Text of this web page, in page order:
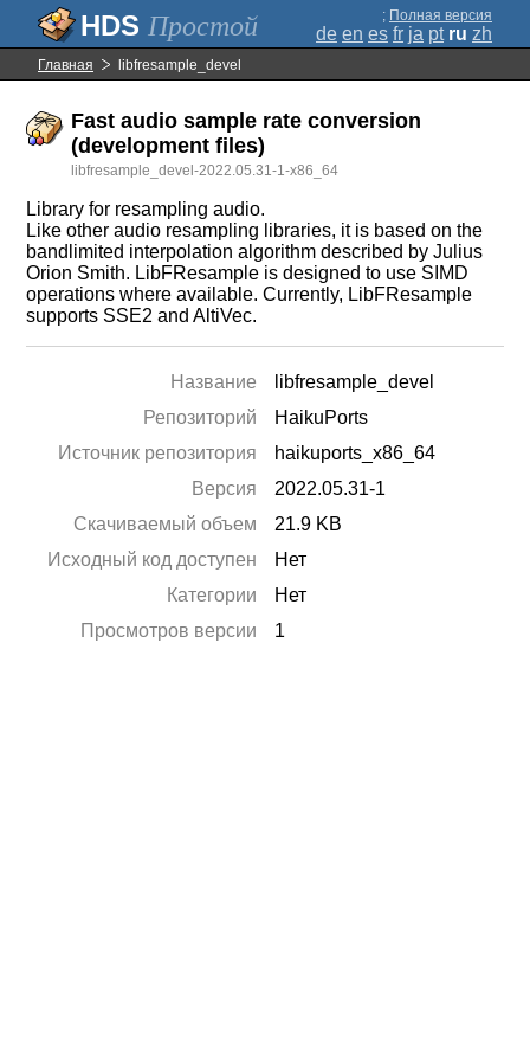
Простой ; Полная версия
de en es fr ja pt ru zh
Главная libfresample_devel
Fast audio sample rate conversion
(development files)
libfresample_devel-2022.05.31-1-x86_64
Library for resampling audio.
Like other audio resampling libraries, it is based on the
bandlimited interpolation algorithm described by Julius
Orion Smith. LibFResample is designed to use SIMD
operations where available. Currently, LibFResample
supports SSE2 and AltiVec.
Название
libfresample_devel
Репозиторий
HaikuPorts
Источник репозитория
haikuports_x86_64
Версия
2022.05.31-1
Скачиваемый объем
21.9 KB
Исходный код доступен
Нет
Категории
Нет
Просмотров версии
1